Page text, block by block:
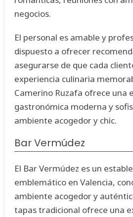
negocios.
El personal es amable y
dispuesto a ofrecer
asegurarse de que cada
experiencia culinaria
Camerino Ruzafa ofrece una
gastronómica moderna y
ambiente acogedor y chic.
Bar Vermúdez
El Bar Vermúdez es un
emblemático en Valencia,
ambiente acogedor y
tapas tradicional ofrece una